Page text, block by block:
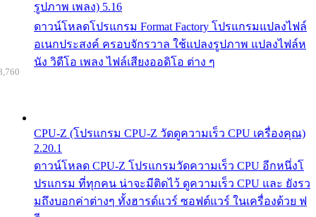
รูปภาพ เพลง) 5.16
ดาวน์โหลดโปรแกรม Format Factory โปรแกรมแปลงไฟล์
อเนกประสงค์ ครอบจักรวาล ใช้แปลงรูปภาพ แปลงไฟล์ห
นัง วิดีโอ เพลง ไฟล์เสียงออดิโอ ต่าง ๆ
CPU-Z (โปรแกรม CPU-Z วัดดูความเร็ว CPU เครื่องคุณ)
2.20.1
ดาวน์โหลด CPU-Z โปรแกรมวัดความเร็ว CPU อีกหนึ่งโ
ปรแกรม ที่ทุกคน น่าจะมีติดไว้ ดูความเร็ว CPU และ ยังรว
มถึงบอกค่าต่างๆ ทั้งฮารด์แวร์ ซอฟต์แวร์ ในเครื่องด้วย ฟ